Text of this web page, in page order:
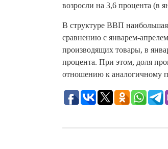
возросли на 3,6 процента (в
В структуре ВВП
сравнению с январем-
производящих товары, в
процента. При этом, доля
отношению к аналогичному